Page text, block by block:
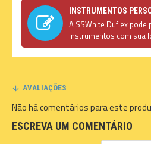
INSTRUMENTOS
A SSWhite Duflex
instrumentos com sua
AVALIAÇÕES
Não há comentários para este
ESCREVA UM COMENTÁRIO